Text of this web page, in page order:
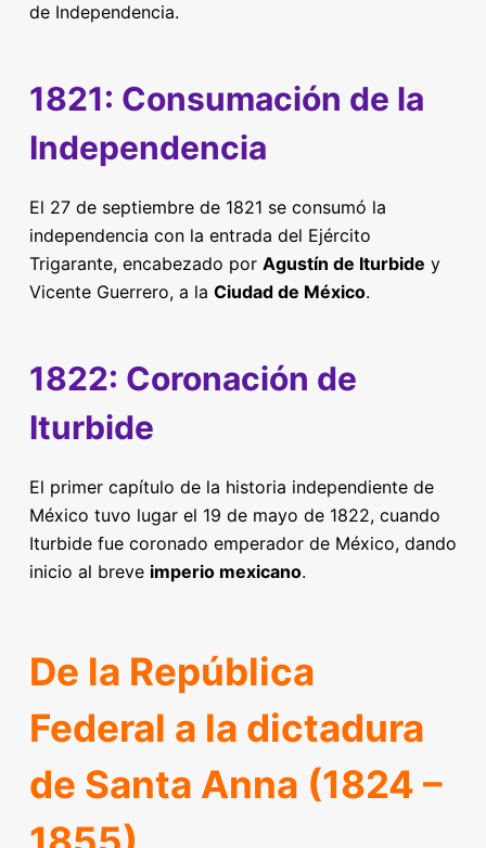
de Independencia.
1821: Consumación de la
Independencia
El 27 de septiembre de 1821 se consumó la
independencia con la entrada del Ejército
Trigarante, encabezado por Agustín de Iturbide y
Vicente Guerrero, a la Ciudad de México.
1822: Coronación de
Iturbide
El primer capítulo de la historia independiente de
México tuvo lugar el 19 de mayo de 1822, cuando
Iturbide fue coronado emperador de México, dando
inicio al breve imperio mexicano.
De la República
Federal a la dictadura
de Santa Anna (1824 –